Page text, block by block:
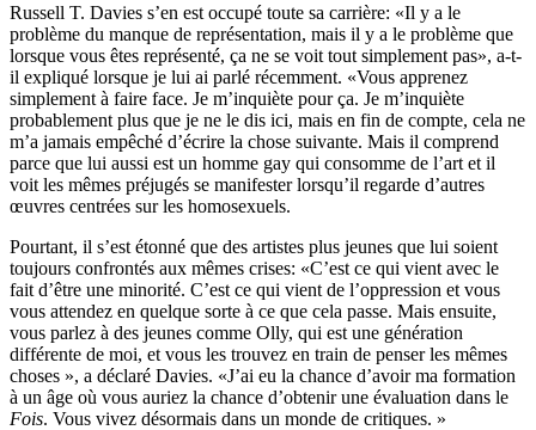
Russell T. Davies s’en est occupé toute sa carrière: «Il y a le
problème du manque de représentation, mais il y a le problème que
lorsque vous êtes représenté, ça ne se voit tout simplement pas», a-t-
il expliqué lorsque je lui ai parlé récemment. «Vous apprenez
simplement à faire face. Je m’inquiète pour ça. Je m’inquiète
probablement plus que je ne le dis ici, mais en fin de compte, cela ne
m’a jamais empêché d’écrire la chose suivante. Mais il comprend
parce que lui aussi est un homme gay qui consomme de l’art et il
voit les mêmes préjugés se manifester lorsqu’il regarde d’autres
œuvres centrées sur les homosexuels.
Pourtant, il s’est étonné que des artistes plus jeunes que lui soient
toujours confrontés aux mêmes crises: «C’est ce qui vient avec le
fait d’être une minorité. C’est ce qui vient de l’oppression et vous
vous attendez en quelque sorte à ce que cela passe. Mais ensuite,
vous parlez à des jeunes comme Olly, qui est une génération
différente de moi, et vous les trouvez en train de penser les mêmes
choses », a déclaré Davies. «J’ai eu la chance d’avoir ma formation
à un âge où vous auriez la chance d’obtenir une évaluation dans le
Fois. Vous vivez désormais dans un monde de critiques. »